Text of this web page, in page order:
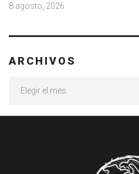
8 agosto, 2026
ARCHIVOS